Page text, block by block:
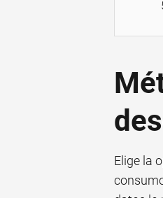
Elige la